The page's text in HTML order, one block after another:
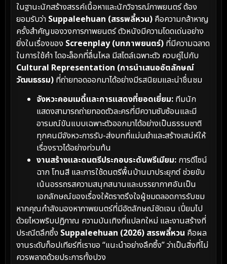
ในฐานะนักสร้างสรรค์เนื้อหาและนักวิจารณ์ภาพยนตร์ ต้อง
ยอมรับว่า Suppaleehuan (สรรพลี้หวน) คือความกล้าหาญ
ครั้งสำคัญของวงการภาพยนตร์ ตัวหนังมีความโดดเด่นอย่าง
ยิ่งในเรื่องของ Screenplay (บทภาพยนตร์) ที่มีความฉลาด
ในการใช้คำ ไดอะล็อกที่ลื่นไหล มีสไตล์เฉพาะตัว ควบคู่ไปกับ
Cultural Representation (การนำเสนออัตลักษณ์
วัฒนธรรม) ที่ถ่ายทอดออกมาได้อย่างมีรสนิยมและน่าชื่นชม
จังหวะคอมเมดี้และการแสดงที่ยอดเยี่ยม: ทีมนัก
แสดงสามารถถ่ายทอดตัวละครที่มีความซับซ้อนและมี
อารมณ์ขันแบบเฉพาะตัวออกมาได้อย่างเป็นธรรมชาติ
ทุกคนมีจังหวะการรับ-ส่งบทที่แม่นยำและสร้างเสน่ห์ให้
เรื่องราวได้อย่างท่วมท้น
งานสร้างและดนตรีประกอบระดับพรีเมียม: การดีไซน์
ฉาก โทนสี และการใช้ดนตรีพื้นบ้านมาประยุกต์ ช่วยขับ
เน้นอรรถรสความสนุกสนานและบรรยากาศอันเป็น
เอกลักษณ์ของเรื่องให้ตราตรึงใจผู้ชมตลอดการรับชม
หากคุณกำลังมองหาภาพยนตร์ที่มีอัตลักษณ์ชัดเจน เปี่ยมไป
ด้วยไหวพริบปฏิภาณ ความบันเทิงที่แปลกใหม่ และงานสร้างที่
ประณีตลึกซึ้ง Suppaleehuan (2026) สรรพลี้หวน คือผล
งานระดับท็อปเทียร์ที่เราขอ “แนะนำอย่างลึกซึ้ง” ว่าเป็นสิ่งที่ไม่
ควรพลาดด้วยประการทั้งปวง